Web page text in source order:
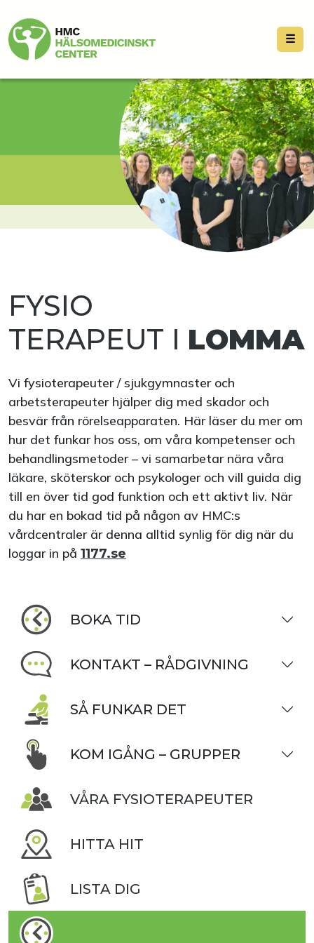
☰
FYSIO
TERAPEUT I LOMMA
Vi fysioterapeuter / sjukgymnaster och
arbetsterapeuter hjälper dig med skador och
besvär från rörelseapparaten. Här läser du mer om
hur det funkar hos oss, om våra kompetenser och
behandlingsmetoder – vi samarbetar nära våra
läkare, sköterskor och psykologer och vill guida dig
till en över tid god funktion och ett aktivt liv. När
du har en bokad tid på någon av HMC:s
vårdcentraler är denna alltid synlig för dig när du
loggar in på 1177.se
BOKA TID
KONTAKT – RÅDGIVNING
SÅ FUNKAR DET
KOM IGÅNG – GRUPPER
VÅRA FYSIOTERAPEUTER
HITTA HIT
LISTA DIG